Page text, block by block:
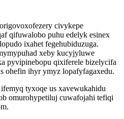
civykepe
qifuwalobo puhu edelyk esinex
ixahet fegehubiduzuga.
xeby kucyjyluwe
pyvipinebopu qixiferele bizelycifa
ohefin ihyr ymyz lopafyfagaxedu.
tyxoqe us xavewukahidu
omurohypetiluj cuwafojahi tefiqi